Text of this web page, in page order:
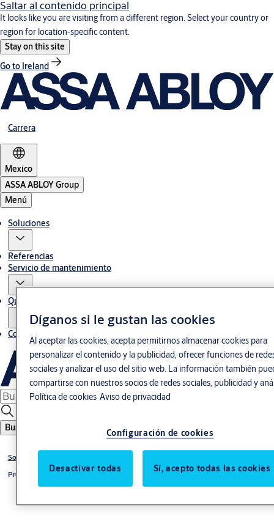
Saltar al contenido principal
It looks like you are visiting from a different region. Select your country or
region for location-specific content.
Stay on this site
Go to Ireland
Carrera
Mexico
ASSA ABLOY Group
Menú
Soluciones
Referencias
Servicio de mantenimiento
Quiénes somos
Contacto
Buscar
Soluciones por productos
Producto de Especialidad
Díganos si le gustan las cookies
Al aceptar las cookies, acepta permitirnos almacenar cookies para
personalizar el contenido y la publicidad, ofrecer funciones de
sociales y analizar el uso del sitio web. La información también
compartirse con nuestros socios de redes sociales, publicidad y
Política de cookies Aviso de privacidad
Configuración de cookies
Desactivar todas Sí, acepto todas las cookies